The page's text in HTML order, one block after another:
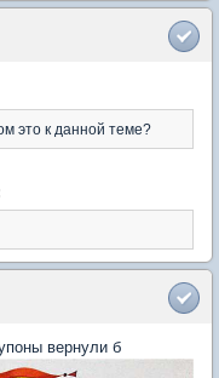
это к данной теме?
вернули б